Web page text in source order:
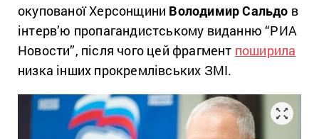
окупованої Херсонщини Володимир Сальдо в
інтерв’ю пропагандистському виданню “РИА
Новости”, після чого цей фрагмент поширила
низка інших прокремлівських ЗМІ.